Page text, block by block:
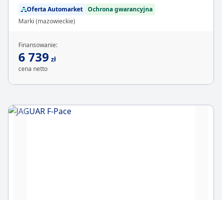
Oferta Automarket Ochrona gwarancyjna
Marki (mazowieckie)
Finansowanie:
6 739 zł
cena netto